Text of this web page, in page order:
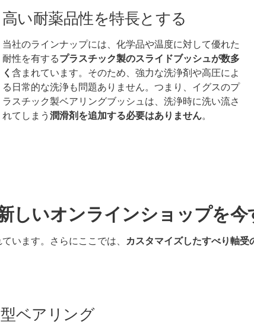
高い耐薬品性を特長とする
当社のラインナップには、化学品や温度に対して優れた
耐性を有するプラスチック製のスライドブッシュが数多
く 含まれています。そのため、強力な洗浄剤や高圧によ
る日常的な洗浄も問題ありません。つまり、イグスのプ
ラスチック製ベアリングブッシュは、洗浄時に洗い流さ
れてしまう 潤滑剤を追加する必要はありません。
しいオンラインショップを
います。さらにここでは、 カスタマイズしたすべり軸受
ベアリング